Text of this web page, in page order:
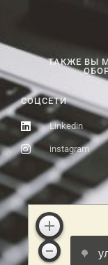
ТАКЖЕ ВЫ
СОЦСЕТИ
Linkedin
instagram